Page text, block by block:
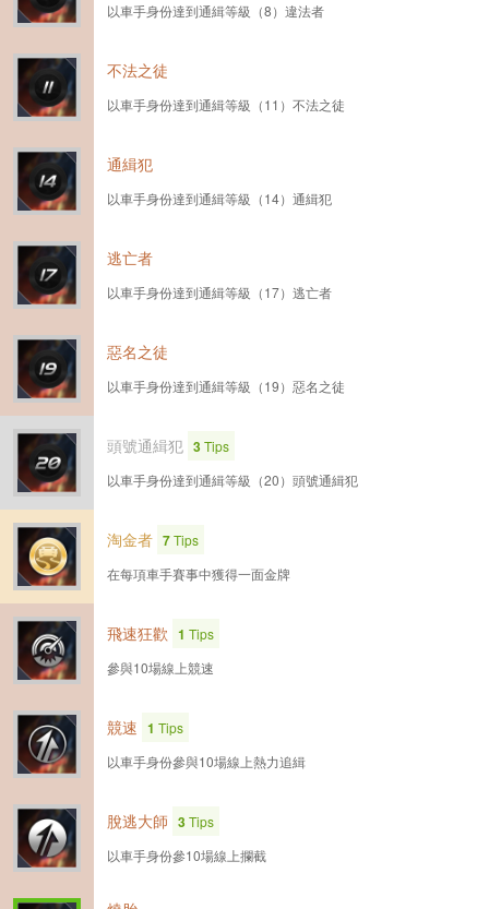
以車手身份達到通緝等級（8）違法者
不法之徒
以車手身份達到通緝等級（11）不法之徒
通緝犯
以車手身份達到通緝等級（14）通緝犯
逃亡者
以車手身份達到通緝等級（17）逃亡者
惡名之徒
以車手身份達到通緝等級（19）惡名之徒
頭號通緝犯 3Tips
以車手身份達到通緝等級（20）頭號通緝犯
淘金者 7Tips
在每項車手賽事中獲得一面金牌
飛速狂歡 1 Tips
參與10場線上競速
競速 1 Tips
以車手身份參與10場線上熱力追緝
脫逃大師 3Tips
以車手身份參10場線上攔截